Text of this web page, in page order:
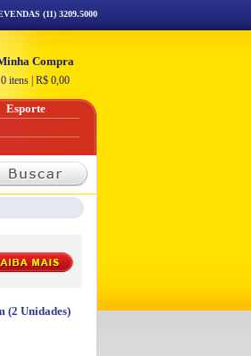
(2 Unidades)
(11) 3209.5000
Compra
0 itens R$ 0,00
Esporte